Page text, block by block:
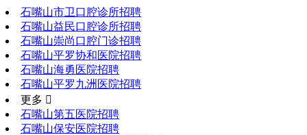
石嘴山市卫口腔诊所招聘
石嘴山益民口腔诊所招聘
石嘴山崇尚口腔门诊招聘
石嘴山平罗协和医院招聘
石嘴山海勇医院招聘
石嘴山平罗九洲医院招聘
更多 
石嘴山第五医院招聘
石嘴山保安医院招聘